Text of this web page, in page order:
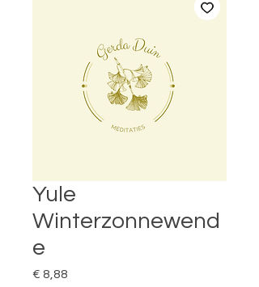
Yule
Winterzonnewend
e
€ 8,88